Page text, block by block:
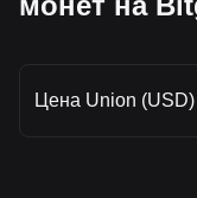
Цена Union (USD)